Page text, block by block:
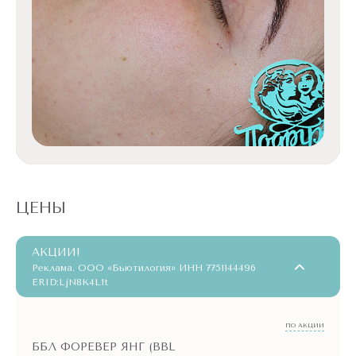
ЦЕНЫ
АКЦИИ!
Реклама. ООО «Бьютилогия» ИНН 7751144496
ERID:LjN8K4L1t
ПО АКЦИИ
ББЛ ФОРЕВЕР ЯНГ (BBL